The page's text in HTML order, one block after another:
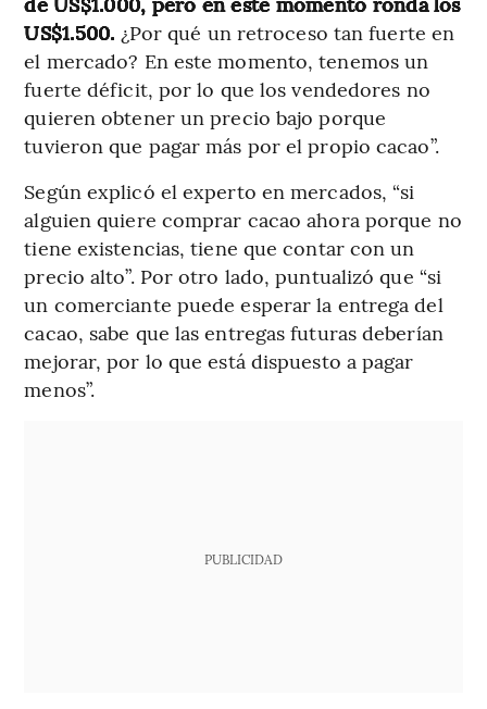
US$1.500. ¿Por qué un retroceso tan fuerte en
el mercado? En este momento, tenemos un
fuerte déficit, por lo que los vendedores no
quieren obtener un precio bajo porque
tuvieron que pagar más por el propio cacao”.
Según explicó el experto en mercados, “si
alguien quiere comprar cacao ahora porque no
tiene existencias, tiene que contar con un
precio alto”. Por otro lado, puntualizó que “si
un comerciante puede esperar la entrega del
cacao, sabe que las entregas futuras deberían
mejorar, por lo que está dispuesto a pagar
menos”.
PUBLICIDAD